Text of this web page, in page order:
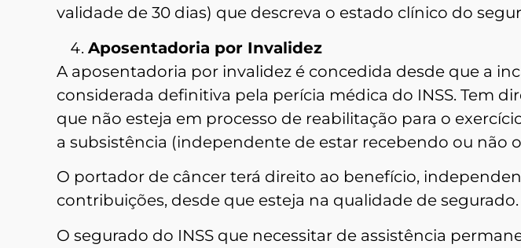
validade de 30 dias) que descreva o estado clínico do
Aposentadoria por Invalidez
A aposentadoria por invalidez é concedida desde que a
considerada definitiva pela perícia médica do INSS. Tem
que não esteja em processo de reabilitação para o
a subsistência (independente de estar recebendo ou não
O portador de câncer terá direito ao benefício,
contribuições, desde que esteja na qualidade de segurado.
O segurado do INSS que necessitar de assistência